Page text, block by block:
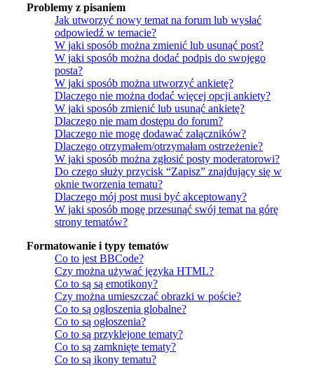
Problemy z pisaniem
Jak utworzyć nowy temat na forum lub wysłać
odpowiedź w temacie?
W jaki sposób można zmienić lub usunąć post?
W jaki sposób można dodać podpis do swojego
posta?
W jaki sposób można utworzyć ankietę?
Dlaczego nie można dodać więcej opcji ankiety?
W jaki sposób zmienić lub usunąć ankietę?
Dlaczego nie mam dostępu do forum?
Dlaczego nie mogę dodawać załączników?
Dlaczego otrzymałem/otrzymałam ostrzeżenie?
W jaki sposób można zgłosić posty moderatorowi?
Do czego służy przycisk “Zapisz” znajdujący się w
oknie tworzenia tematu?
Dlaczego mój post musi być akceptowany?
W jaki sposób mogę przesunąć swój temat na górę
strony tematów?
Formatowanie i typy tematów
Co to jest BBCode?
Czy można używać języka HTML?
Co to są są emotikony?
Czy można umieszczać obrazki w poście?
Co to są ogłoszenia globalne?
Co to są ogłoszenia?
Co to są przyklejone tematy?
Co to są zamknięte tematy?
Co to są ikony tematu?